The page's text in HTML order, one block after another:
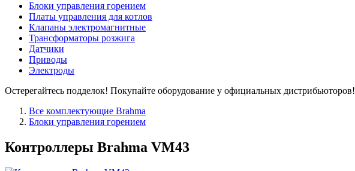
Блоки управления горением
Платы управления для котлов
Клапаны электромагнитные
Трансформаторы розжига
Датчики
Приводы
Электроды
Остерегайтесь подделок! Покупайте оборудование у официальных дистрибьюторов!
Все комплектующие Brahma
Блоки управления горением
Контроллеры Brahma VM43